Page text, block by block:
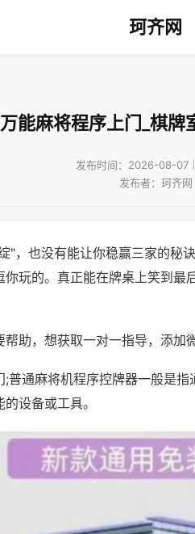
珂齐网
能麻将程序上门_棋
发布时间：2026-08-07
发布者：珂齐网
"，也没有能让你稳赢三家的秘
你玩的。真正能在牌桌上笑到最
助，想获取一对一指导，添加
普通麻将机程序控牌器一般是
设备或工具。